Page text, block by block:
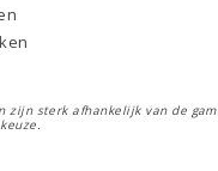
zijn sterk afhankelijk van de